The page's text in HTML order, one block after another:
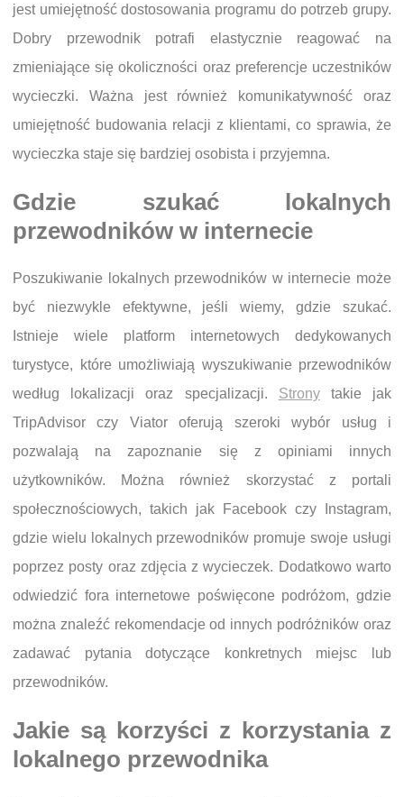
jest umiejętność dostosowania programu do potrzeb grupy.
Dobry przewodnik potrafi elastycznie reagować na
zmieniające się okoliczności oraz preferencje uczestników
wycieczki. Ważna jest również komunikatywność oraz
umiejętność budowania relacji z klientami, co sprawia, że
wycieczka staje się bardziej osobista i przyjemna.
Gdzie szukać lokalnych
przewodników w internecie
Poszukiwanie lokalnych przewodników w internecie może
być niezwykle efektywne, jeśli wiemy, gdzie szukać.
Istnieje wiele platform internetowych dedykowanych
turystyce, które umożliwiają wyszukiwanie przewodników
według lokalizacji oraz specjalizacji. Stronytakie jak
TripAdvisor czy Viator oferują szeroki wybór usług i
pozwalają na zapoznanie się z opiniami innych
użytkowników. Można również skorzystać z portali
społecznościowych, takich jak Facebook czy Instagram,
gdzie wielu lokalnych przewodników promuje swoje usługi
poprzez posty oraz zdjęcia z wycieczek. Dodatkowo warto
odwiedzić fora internetowe poświęcone podróżom, gdzie
można znaleźć rekomendacje od innych podróżników oraz
zadawać pytania dotyczące konkretnych miejsc lub
przewodników.
Jakie są korzyści z korzystania z
lokalnego przewodnika